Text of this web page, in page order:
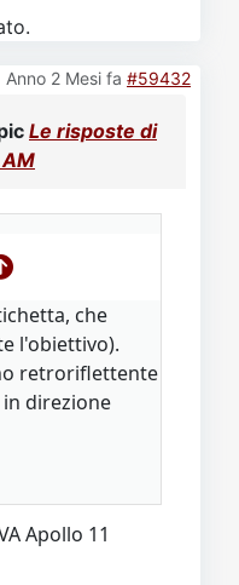
Anno 2 Mesi fa #59432
Le risposte di
che
l'obiettivo).
retroriflettente
direzione
Apollo 11